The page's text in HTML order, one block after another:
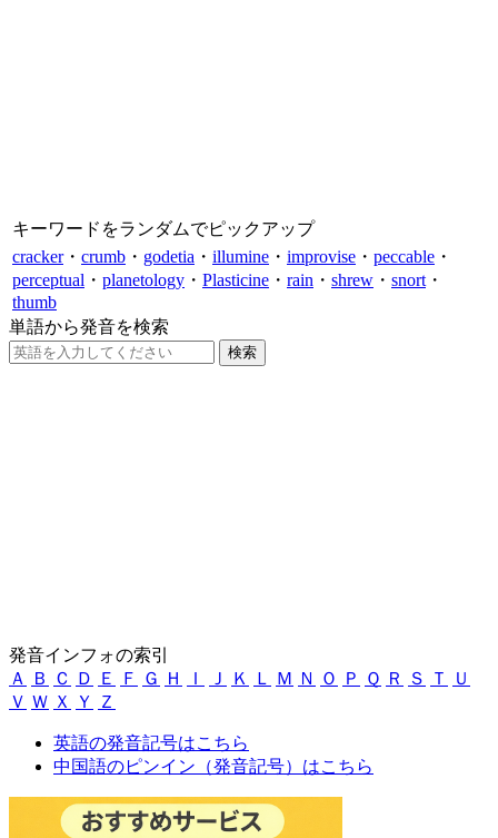
キーワードをランダムでピックアップ
cracker・ crumb ・ godetia ・ illumine ・ improvise ・ peccable ・
perceptual ・ planetology ・ Plasticine ・ rain ・ shrew ・ snort ・
thumb
単語から発音を検索
発音インフォの索引
Ａ
Ｂ Ｃ Ｄ Ｅ Ｆ Ｇ Ｈ Ｉ Ｊ Ｋ Ｌ Ｍ Ｎ Ｏ Ｐ Ｑ Ｒ Ｓ Ｔ
Ｕ
Ｖ Ｗ Ｘ Ｙ Ｚ
英語の発音記号はこちら
中国語のピンイン（発音記号）はこちら